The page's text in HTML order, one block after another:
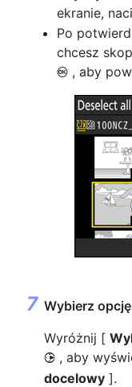
ekranie,
Po
chcesz
J , aby
Wybierz
Wyróżnij [
2 , aby
docelowy ].